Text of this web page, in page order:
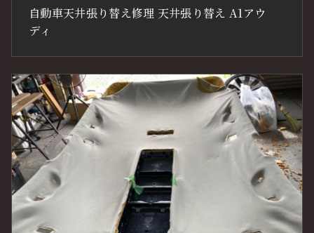
自動車天井張り替え修理 天井張り替え A1アウ
ディ